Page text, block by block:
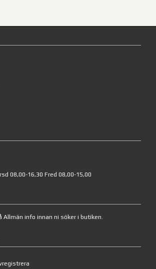
08,00-16,30 Fred 08,00-15,00
Allmän info innan ni söker i butiken.